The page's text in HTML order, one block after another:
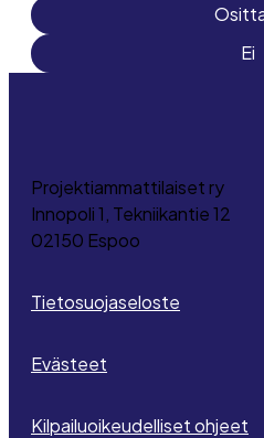
Ei
Projektiammattilaiset ry
Innopoli 1, Tekniikantie 12
02150 Espoo
Tietosuojaseloste
Evästeet
Kilpailuoikeudelliset ohjeet